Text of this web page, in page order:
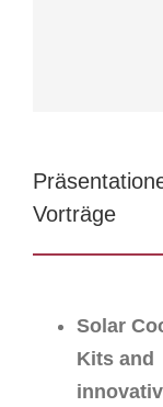
Vorträge
Solar
Kits and